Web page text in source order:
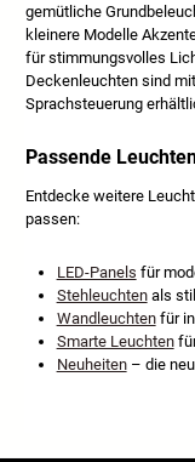
gemütliche
kleinere Modelle
für stimmungsvolles
Deckenleuchten sind
Sprachsteuerung
Passende
Entdecke weitere
passen:
LED-Panels für
Stehleuchtenals
Wandleuchtenfür
Smarte Leuchten
Neuheiten– die